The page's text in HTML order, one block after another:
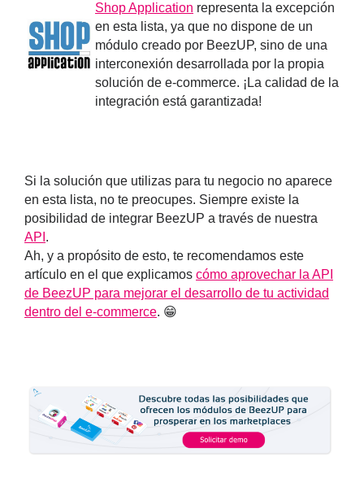
Shop Application representa la excepción
en esta lista, ya que no dispone de un
módulo creado por BeezUP, sino de una
interconexión desarrollada por la propia
solución de e-commerce. ¡La calidad de la
integración está garantizada!
Si la solución que utilizas para tu negocio no aparece
en esta lista, no te preocupes. Siempre existe la
posibilidad de integrar BeezUP a través de nuestra
API .
Ah, y a propósito de esto, te recomendamos este
artículo en el que explicamos cómo aprovechar la API
de BeezUP para mejorar el desarrollo de tu actividad
dentro del e-commerce. 😁